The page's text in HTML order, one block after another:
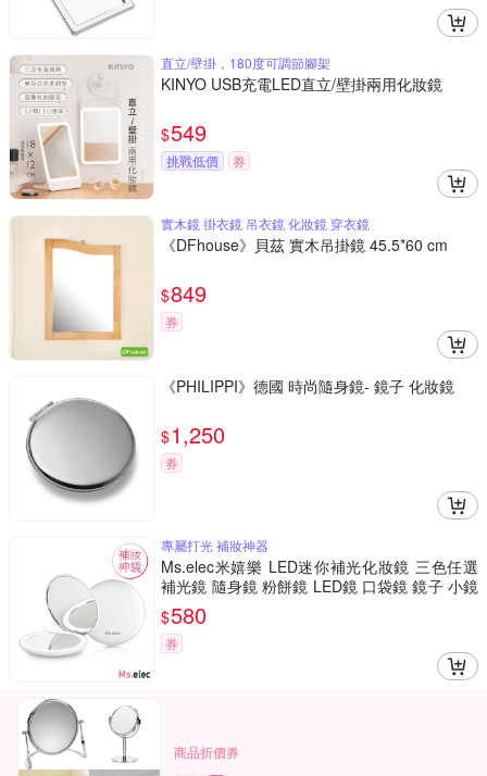
直立/壁掛，180度可調節腳架
KINYO USB充電LED直立/壁掛兩用化妝鏡
$549
挑戰低價 券
實木鏡 掛衣鏡 吊衣鏡 化妝鏡 穿衣鏡
《DFhouse》貝茲 實木吊掛鏡 45.5*60 cm
$849
券
《PHILIPPI》德國 時尚隨身鏡- 鏡子 化妝鏡
$1,250
券
專屬打光 補妝神器
Ms.elec米嬉樂 LED迷你補光化妝鏡 三色任選
補光鏡 隨身鏡 粉餅鏡 LED鏡 口袋鏡 鏡子 小鏡
子 圓鏡
$580
券
商品折價券